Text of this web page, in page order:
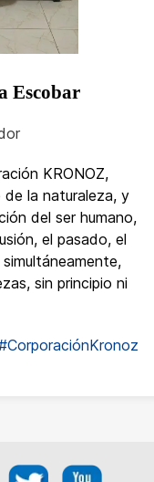
Escobar
KRONOZ,
la naturaleza, y
del ser humano,
el pasado, el
sin principio ni